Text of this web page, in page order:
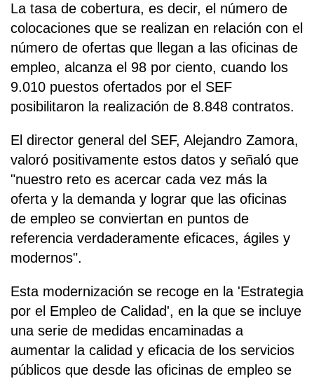
La tasa de cobertura, es decir, el número de
colocaciones que se realizan en relación con el
número de ofertas que llegan a las oficinas de
empleo, alcanza el 98 por ciento, cuando los
9.010 puestos ofertados por el SEF
posibilitaron la realización de 8.848 contratos.
El director general del SEF, Alejandro Zamora,
valoró positivamente estos datos y señaló que
"nuestro reto es acercar cada vez más la
oferta y la demanda y lograr que las oficinas
de empleo se conviertan en puntos de
referencia verdaderamente eficaces, ágiles y
modernos".
Esta modernización se recoge en la 'Estrategia
por el Empleo de Calidad', en la que se incluye
una serie de medidas encaminadas a
aumentar la calidad y eficacia de los servicios
públicos que desde las oficinas de empleo se